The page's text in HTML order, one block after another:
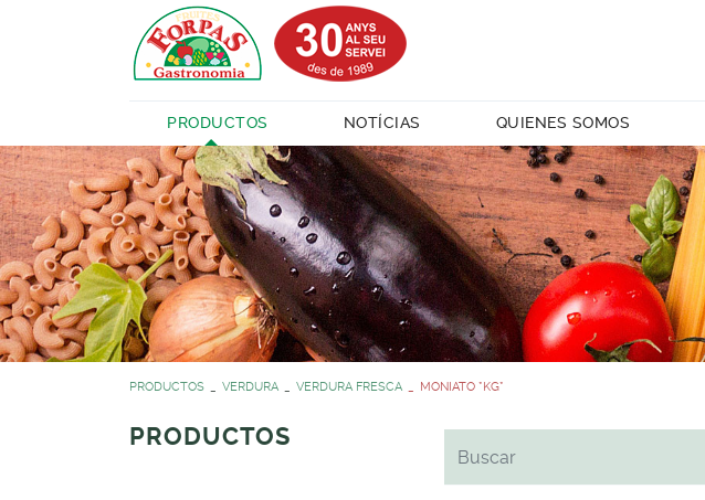
PRODUCTOS NOTÍCIAS QUIENES SOMOS
PRODUCTOS VERDURA VERDURA FRESCA MONIATO *KG*
PRODUCTOS